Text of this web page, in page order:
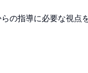
の指導に必要な視点